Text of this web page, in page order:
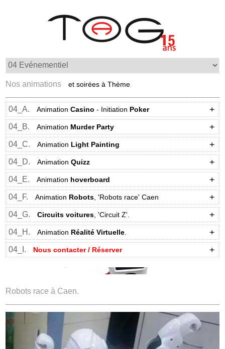
Nos animations et soirées à Thème
04_A. AnimationCasino - Initiation Poker
04_B. Animation Murder Party
04_C. Animation Light Painting
04_D. AnimationQuizz
04_E. Animation hoverboard
04_F. Animation Robots, 'Robots race' Caen
04_G. Circuits voitures, 'Circuit Z'.
04_H. Animation Réalité Virtuelle.
04_I. Nous contacter / Réserver
Robots race à Caen.